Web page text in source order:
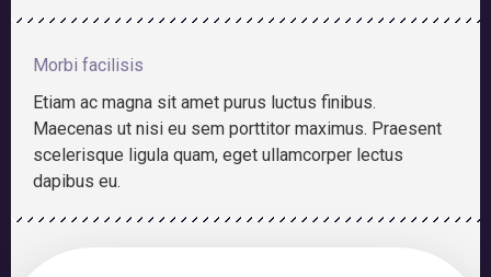
Morbi facilisis
Etiam ac magna sit amet purus luctus finibus.
Maecenas ut nisi eu sem porttitor maximus. Praesent
scelerisque ligula quam, eget ullamcorper lectus
dapibus eu.